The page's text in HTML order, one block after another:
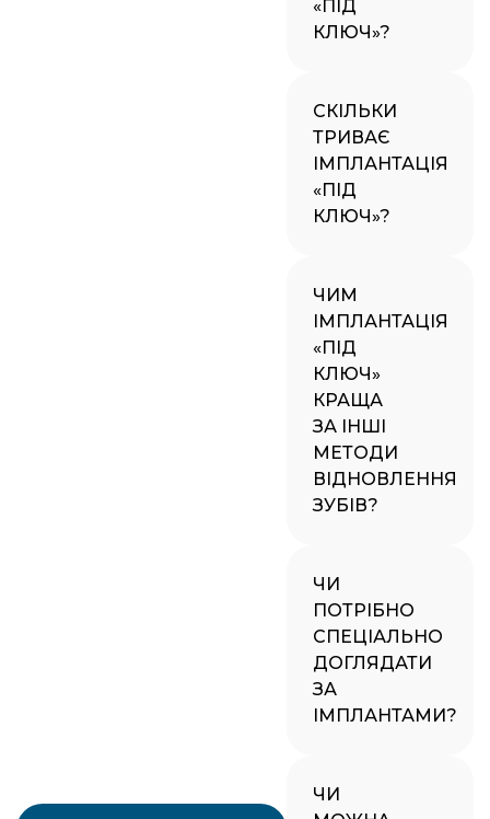
«ПІД
КЛЮЧ»?
СКІЛЬКИ
ТРИВАЄ
ІМПЛАНТАЦІЯ
«ПІД
КЛЮЧ»?
ЧИМ
ІМПЛАНТАЦІЯ
«ПІД
КЛЮЧ»
КРАЩА
ЗА ІНШІ
МЕТОДИ
ВІДНОВЛЕННЯ
ЗУБІВ?
ЧИ
ПОТРІБНО
СПЕЦІАЛЬНО
ДОГЛЯДАТИ
ЗА
ІМПЛАНТАМИ?
ЧИ